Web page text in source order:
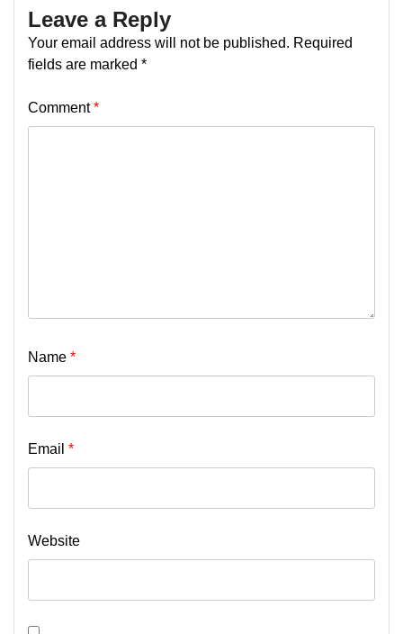
Leave a Reply
Your email address will not be published. Required
fields are marked *
Comment*
Name *
Email *
Website